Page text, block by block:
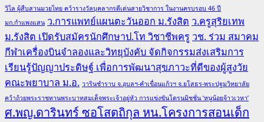
วิไล ผู้สืบสานมวยไทย คว้ารางวัลบุคลากรดีเด่นสายวิชาการ ในงานครบรอบ 46 ปี
มก.กำแพงแสน ว.การแพทย์แผนตะวันออก ม.รังสิต ว.ครูสุริยเทพ
ม.รังสิต เปิดรับสมัครนักศึกษาป.โท วิชาชีพครู วช. ร่วม สมาคม
กีฬาเครื่องบินจำลองและวิทยุบังคับ จัดกิจกรรมส่งเสริมการ
เรียนรู้ปัญญาประดิษฐ์ เพื่อการพัฒนาสุขภาวะที่ดีของผู้สูงวัย
คณะพยาบาล ม.อ. วารินชำราบ จ.อุบลฯ-คำเขื่อนแก้วฯ จ.ยโสธร-พระปฐมวิทยาลัย
คว้าถ้วยพระราชทานพระบาทสมเด็จพระเจ้าอยู่หัว การแข่งขันโดรนมิชชั่น ‘หนูน้อยจ้าวเวหา’
ศ.พญ.ดารินทร์ ซอโสตถิกุล หน.โครงการสอนเด็ก